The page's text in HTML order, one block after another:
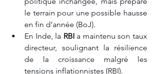
le terrain pour une possible hausse
en fin d’année (BoJ).
En Inde, la RBI a maintenu son taux
directeur, soulignant la résilience
de la croissance malgré les
tensions inflationnistes (RBI).